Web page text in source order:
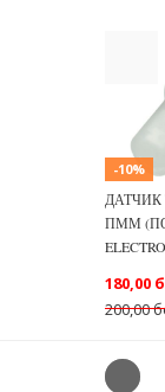
-10%
ДАТЧИК
ПММ
200,00
180,00